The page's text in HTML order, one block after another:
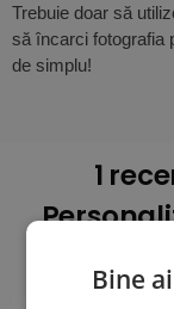
Trebuie doar să
să încarci fotografia
de simplu!
1
Bine